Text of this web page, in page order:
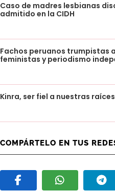
Caso de madres lesbianas
admitido en la CIDH
Fachos peruanos trumpistas
feministas y periodismo
Kinra, ser fiel a nuestras raíces
COMPÁRTELO EN TUS